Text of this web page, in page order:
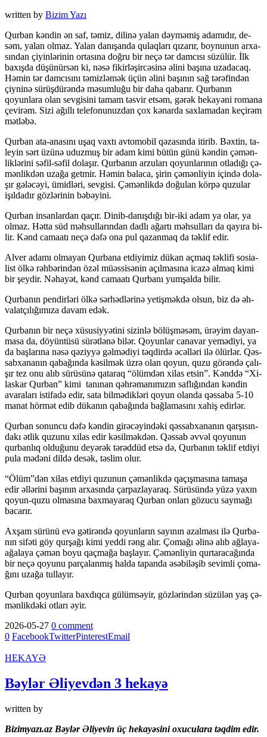
written by Bizim Yazı
Qur­ban kən­din ən saf, tə­miz, di­li­nə ya­lan dəy­mə­miş ada­mı­dır, de­
səm, ya­lan ol­maz. Ya­lan da­nı­şan­da qu­laq­la­rı qı­za­rır, boy­nu­nun ar­xa­
sın­dan çi­yin­lə­ri­nin or­ta­sı­na doğ­ru bir ne­çə tər dam­cı­sı sü­zü­lür. İlk
ba­xış­da dü­şü­nür­sən ki, nə­sə fi­kir­lə­şir­cə­si­nə əli­ni ba­şı­na uza­da­caq.
Hə­min tər dam­cı­sı­nı tə­miz­lə­mək üçün əli­ni ba­şı­nın sağ tə­rə­fin­dən
çiy­ni­nə sü­rüş­dü­rən­də mə­sum­lu­ğu bir da­ha qa­ba­rır. Qur­ba­nın
qoyunlara olan sevgisini tamam təsvir etsəm, gə­rək he­ka­yə­ni ro­ma­na
çe­vi­rəm. Si­zi ağıl­lı te­le­fo­nu­nuz­dan çox kə­nar­da sax­la­ma­dan ke­çi­rəm
mət­lə­bə.
Qur­ban ata-ana­sı­nı uşaq vax­tı av­to­mo­bil qə­za­sın­da iti­rib. Bəx­tin, ta­
le­yin sərt üzü­nə uduz­muş bir adam ki­mi bü­tün gü­nü kən­din çə­mən­
lik­lə­ri­ni sə­fil-sə­fil do­la­şır. Qur­ba­nın ar­zu­la­rı qo­yun­la­rı­nın ot­la­dı­ğı çə­
mən­lik­dən uza­ğa get­mir. Hə­min ba­la­ca, şi­rin çə­mən­li­yin için­də do­la­
şır gə­lə­cə­yi, ümid­lə­ri, sev­gi­si. Çə­mən­lik­də do­ğu­lan kör­pə qu­zu­lar
işıl­da­dır göz­lə­ri­nin bə­bə­yi­ni.
Qur­ban in­san­lar­dan qa­çır. Di­nib-da­nış­­dı­ğı bir-iki adam ya olar, ya
ol­maz. Hət­ta süd məh­sul­la­rın­dan dad­lı ağar­tı məh­sul­la­rı da qa­yı­ra bi­
lir. Kənd ca­maa­tı ne­çə də­fə ona pul qa­zan­maq da tək­lif edir­.
Al­ver ada­mı ol­ma­yan Qur­ba­na et­di­yi­miz dü­kan aç­maq tək­li­fi so­sia­
list öl­kə rəh­bə­rin­dən özəl mü­əs­si­sə­nin açıl­ma­sı­na ica­zə al­maq ki­mi
bir şey­dir. Nə­ha­yət, kənd ca­maa­tı Qur­ba­nı yum­şal­da bi­lir.
Qur­ba­nın pen­dir­lə­ri öl­kə sər­həd­lə­ri­nə ye­tiş­mək­də ol­sun, biz də əh­
va­lat­çı­lı­ğı­mı­za da­vam edək.
Qur­ba­nın bir ne­çə xü­su­siy­yə­ti­ni si­zin­lə bö­lüş­mə­səm, ürə­yim da­yan­
ma­sa da, dö­yün­tü­sü sü­rət­lə­nə bi­lər. Qo­yun­lar ca­na­var ye­mə­di­yi, ya
da baş­la­rı­na nə­sə qə­ziy­yə gəl­mə­di­yi təq­dir­də əcəl­lə­ri ilə ölür­lər. Qəs­
sab­xa­na­nın qa­ba­ğın­da kə­sil­mək üz­rə olan qo­yun, qu­zu gö­rən­də ça­lı­
şır tez onu alıb sü­rü­sü­nə qa­ta­raq “ölüm­dən xi­las et­sin”. Kənd­də “Xi­
las­kar Qur­ban” ki­mi ta­nı­nan qəh­rə­ma­nımı­zın saf­lı­ğın­dan kən­din
ava­ra­la­rı is­ti­fa­də edir, sa­ta bil­mə­dik­lə­ri qo­yun olan­da qəs­sa­ba 5-10
ma­nat hör­mət edib dü­ka­nın qa­ba­ğın­da bağ­la­ma­sı­nı xa­hiş edir­lər.
Qur­ban so­nun­cu də­fə kən­din gi­rə­cə­yin­də­ki qəs­sab­xa­na­nın qar­şı­sın­
da­kı ət­lik qu­zu­nu xi­las edir kə­sil­mək­dən. Qəs­sab əv­vəl qo­yu­nun
qur­ban­lıq ol­du­ğu­nu de­yə­rək tə­rəd­düd et­sə də, Qur­ba­nın tək­li­f et­di­yi
pu­la mə­də­ni dil­də de­sək, təs­lim olur.
“Ölüm”dən xi­las et­di­yi qu­zu­nun çə­mən­lik­də qa­çış­ma­sı­na ta­ma­şa
edir əl­lə­ri­ni ba­şı­nın ar­xa­sın­da çar­paz­la­ya­raq. Sü­rü­sün­də yü­zə ya­xın
qo­yun-qu­zu ol­ma­sı­na bax­ma­ya­raq Qur­ban on­la­rı gö­zu­cu say­ma­ğı
ba­ca­rır.
Ax­şam sü­rü­nü evə gə­ti­rən­də qo­yun­la­rın sa­yı­nın azal­ma­sı ilə Qur­ba­
nın si­fə­ti göy qur­şa­ğı ki­mi yed­di rəng alır. Ço­ma­ğı əli­nə alıb ağ­la­ya-
ağa­la­ya çə­mən bo­yu qaç­ma­ğa baş­la­yır. Çə­mən­li­yin qur­ta­ra­ca­ğın­da
bir neçə qo­yunu par­ça­lan­mış hal­da ta­pan­da əsə­bi­lə­şib se­vim­li ço­ma­
ğı­nı uza­ğa tul­la­yır.
Qur­ban qo­yu­nlara bax­dıq­ca gü­lüm­sə­yir, göz­lə­rin­dən sü­zü­lən yaş çə­
mən­lik­də­ki ot­la­rı əyir.
2026-05-27 0 comment
0 FacebookTwitterPinterestEmail
HEKAYƏ
Bəylər Əliyevdən 3 hekayə
written by
Bizimyazı.az Bəylər Əliyevin üç hekayəsini oxuculara təqdim edir.